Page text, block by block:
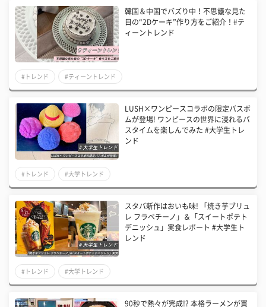
韓国＆中国でバズり中！不思議な見た
目の“2Dケーキ”作り方をご紹介！#テ
ィーントレンド
#トレンド #ティーントレンド
LUSH×ワンピースコラボの限定バスボ
ムが登場! ワンピースの世界に浸れるバ
スタイムを楽しんでみた #大学生トレ
ンド
#トレンド #大学トレンド
スタバ新作はおいも味! 「焼き芋ブリュ
レ フラペチーノ」＆「スイートポテト
デニッシュ」実食レポート #大学生ト
レンド
#トレンド #大学トレンド
90秒で熱々が完成!? 本格ラーメンが買